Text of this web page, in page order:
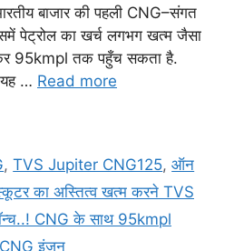
बाजार की पहली CNG–संगत
पेट्रोल का खर्च लगभग खत्म जैसा
95kmpl तक पहुँच सकता है.
यह … Read more
,TVS Jupiter CNG125,ऑन
का अस्तित्व खत्म करने TVS
CNG के साथ 95kmpl
इंजन